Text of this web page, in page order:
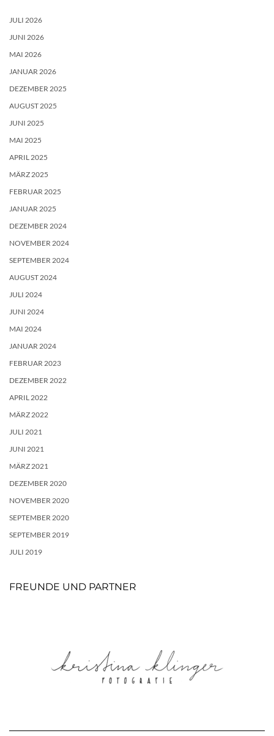
JULI 2026
JUNI 2026
MAI 2026
JANUAR 2026
DEZEMBER 2025
AUGUST 2025
JUNI 2025
MAI 2025
APRIL 2025
MÄRZ 2025
FEBRUAR 2025
JANUAR 2025
DEZEMBER 2024
NOVEMBER 2024
SEPTEMBER 2024
AUGUST 2024
JULI 2024
JUNI 2024
MAI 2024
JANUAR 2024
FEBRUAR 2023
DEZEMBER 2022
APRIL 2022
MÄRZ 2022
JULI 2021
JUNI 2021
MÄRZ 2021
DEZEMBER 2020
NOVEMBER 2020
SEPTEMBER 2020
SEPTEMBER 2019
JULI 2019
FREUNDE UND PARTNER